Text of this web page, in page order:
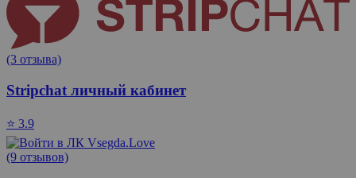
(3 отзыва)
Stripchat личный кабинет
⭐ 3.9
(9 отзывов)